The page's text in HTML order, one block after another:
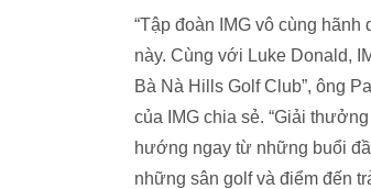
“Tập đoàn IMG vô cùng
này. Cùng với Luke Donald,
Bà Nà Hills Golf Club”, ông
của IMG chia sẻ. “Giải
hướng ngay từ những buổi
những sân golf và điểm đến